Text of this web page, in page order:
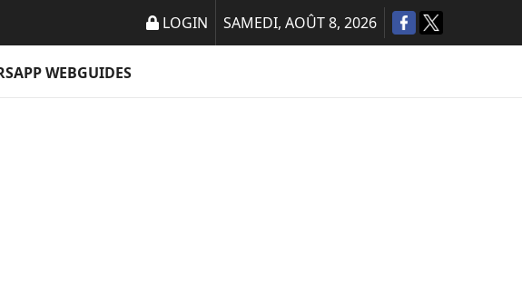
LOGIN SAMEDI, AOÛT 8, 2026
APP WEBGUIDES